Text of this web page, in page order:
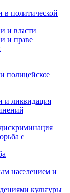
в политической
и власти
и праве
полицейское
и ликвидация
с
населением и
культуры